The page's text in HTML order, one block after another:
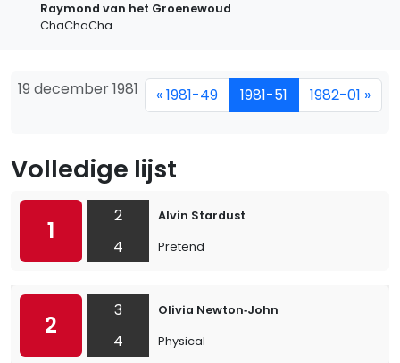
Raymond van het Groenewoud
ChaChaCha
19 december 1981 « 1981-49 1981-51 1982-01 »
Volledige lijst
1
2
4
Alvin Stardust
Pretend
2
3
4
Olivia Newton‐John
Physical